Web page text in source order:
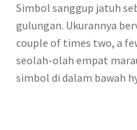
Simbol sanggup jatuh
gulungan. Ukurannya
couple of times two, a
seolah-olah empat
simbol di dalam bawah